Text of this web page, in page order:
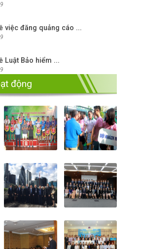
việc đăng quảng cáo ...
Luật Bảo hiểm ...
động